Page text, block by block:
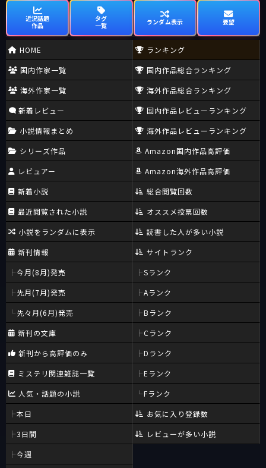
近況話題
作品
タグ
一覧
ランダム表示 要望
HOME
国内作家一覧
海外作家一覧
新着レビュー
小説情報まとめ
シリーズ作品
レビュアー
新着小説
最近閲覧された小説
小説をランダムに表示
新刊情報
今月(8月)発売
先月(7月)発売
先々月(6月)発売
新刊の文庫
新刊から高評価のみ
ミステリ関連雑誌一覧
人気・話題の小説
本日
3日間
今週
ランキング
国内作品総合ランキング
海外作品総合ランキング
国内作品レビューランキング
海外作品レビューランキング
Amazon国内作品高評価
Amazon海外作品高評価
総合閲覧回数
オススメ投票回数
読書した人が多い小説
サイトランク
Sランク
Aランク
Bランク
Cランク
Dランク
Eランク
Fランク
お気に入り登録数
レビューが多い小説